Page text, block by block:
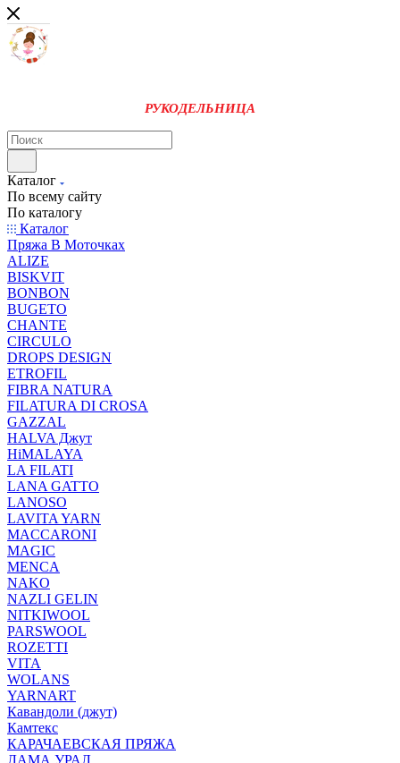
РУКОДЕЛЬНИЦА
Каталог
По всему сайту
По каталогу
Каталог
Пряжа В Моточках
ALIZE
BISKVIT
BONBON
BUGETO
CHANTE
CIRCULO
DROPS DESIGN
ETROFIL
FIBRA NATURA
FILATURA DI CROSA
GAZZAL
HALVA Джут
HiMALAYA
LA FILATI
LANA GATTO
LANOSO
LAVITA YARN
MACCARONI
MAGIC
MENCA
NAKO
NAZLI GELIN
NITKIWOOL
PARSWOOL
ROZETTI
VITA
WOLANS
YARNART
Кавандоли (джут)
Камтекс
КАРАЧАЕВСКАЯ ПРЯЖА
ЛАМА УРАЛ